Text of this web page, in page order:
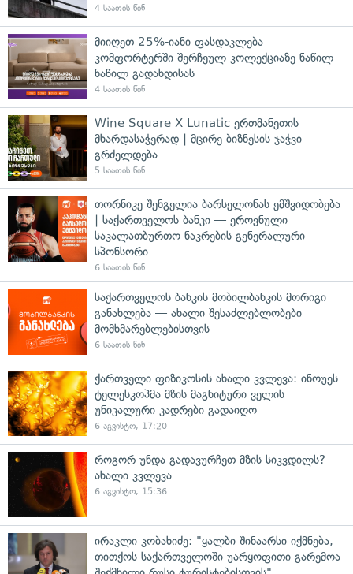
4 საათის წინ
მიიღეთ 25%-იანი ფასდაკლება
კომფორტერში შერჩეულ კოლექციაზე ნაწილ-
ნაწილ გადახდისას
4 საათის წინ
Wine Square X Lunatic ერთმანეთის
მხარდასაჭერად | მცირე ბიზნესის ჯაჭვი
გრძელდება
5 საათის წინ
თორნიკე შენგელია ბარსელონას ემშვიდობება
| საქართველოს ბანკი — ეროვნული
საკალათბურთო ნაკრების გენერალური
სპონსორი
6 საათის წინ
საქართველოს ბანკის მობილბანკის მორიგი
განახლება — ახალი შესაძლებლობები
მომხმარებლებისთვის
6 საათის წინ
ქართველი ფიზიკოსის ახალი კვლევა: ინოუეს
ტელესკოპმა მზის მაგნიტური ველის
უნიკალური კადრები გადაიღო
6 აგვისტო, 17:20
როგორ უნდა გადავურჩეთ მზის სიკვდილს? —
ახალი კვლევა
6 აგვისტო, 15:36
ირაკლი კობახიძე: "ყალბი შინაარსი იქმნება,
თითქოს საქართველოში უარყოფითი გარემოა